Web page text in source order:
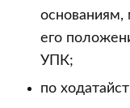
его
УПК;
по